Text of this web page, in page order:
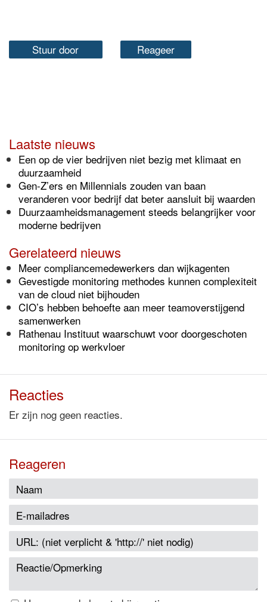
Stuur door Reageer
Laatste nieuws
Een op de vier bedrijven niet bezig met klimaat en
duurzaamheid
Gen-Z’ers en Millennials zouden van baan
veranderen voor bedrijf dat beter aansluit bij waarden
Duurzaamheidsmanagement steeds belangrijker voor
moderne bedrijven
Gerelateerd nieuws
Meer compliancemedewerkers dan wijkagenten
Gevestigde monitoring methodes kunnen complexiteit
van de cloud niet bijhouden
CIO’s hebben behoefte aan meer teamoverstijgend
samenwerken
Rathenau Instituut waarschuwt voor doorgeschoten
monitoring op werkvloer
Reacties
Er zijn nog geen reacties.
Reageren